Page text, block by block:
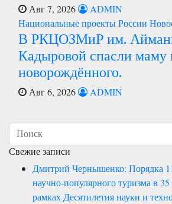
Авг 7, 2026
ADMIN
Национальные проекты России
В РКЦОЗМиР им.
Кадыровой спасли маму
новорождённого.
Авг 6, 2026 ADMIN
Свежие записи
Дмитрий Чернышенко: Порядка
научно-популярного туризма в 35
рамках Десятилетия науки и